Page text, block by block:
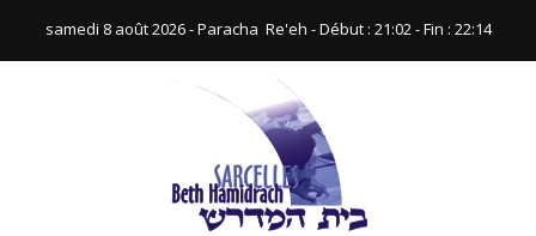
samedi 8 août 2026 - Paracha ‪ Re'eh‬ - Début : 21:02‬ - Fin : ‪22:14‬